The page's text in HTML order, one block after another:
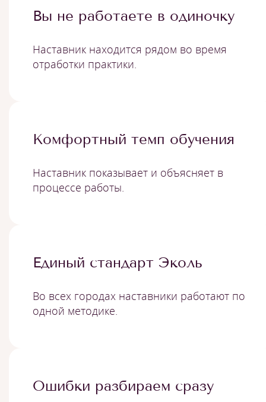
Вы не работаете в одиночку
Наставник находится рядом во время
отработки практики.
Комфортный темп обучения
Наставник показывает и объясняет в
процессе работы.
Единый стандарт Эколь
Во всех городах наставники работают по
одной методике.
Ошибки разбираем сразу